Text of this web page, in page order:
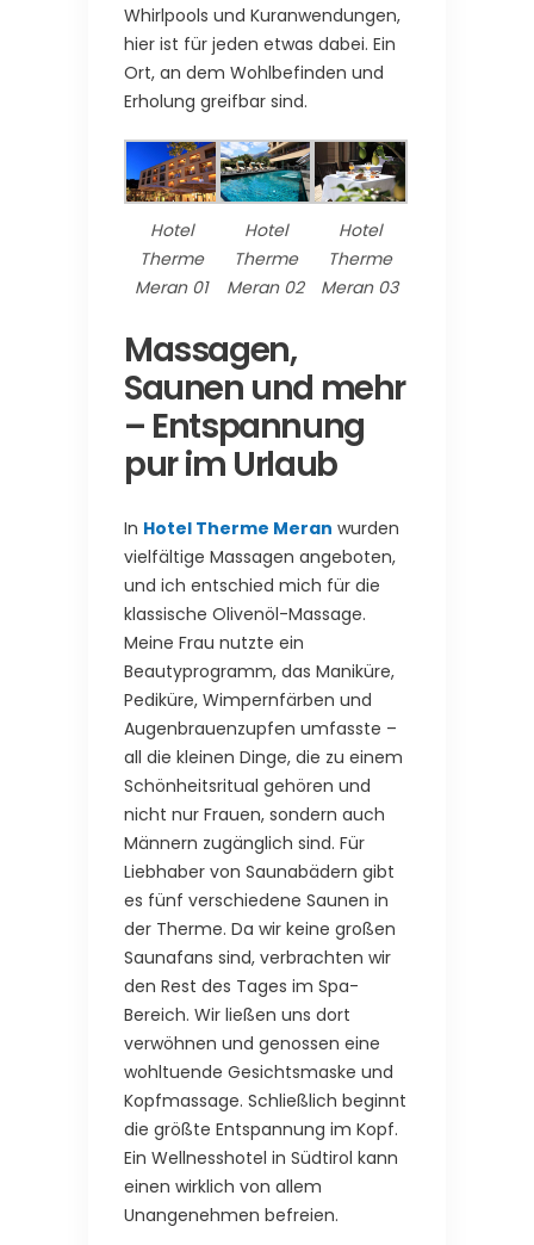
Whirlpools und Kuranwendungen,
hier ist für jeden etwas dabei. Ein
Ort, an dem Wohlbefinden und
Erholung greifbar sind.
Hotel
Therme
Meran 01
Hotel
Therme
Meran 02
Hotel
Therme
Meran 03
Massagen,
Saunen und mehr
– Entspannung
pur im Urlaub
In Hotel Therme Meran wurden
vielfältige Massagen angeboten,
und ich entschied mich für die
klassische Olivenöl-Massage.
Meine Frau nutzte ein
Beautyprogramm, das Maniküre,
Pediküre, Wimpernfärben und
Augenbrauenzupfen umfasste –
all die kleinen Dinge, die zu einem
Schönheitsritual gehören und
nicht nur Frauen, sondern auch
Männern zugänglich sind. Für
Liebhaber von Saunabädern gibt
es fünf verschiedene Saunen in
der Therme. Da wir keine großen
Saunafans sind, verbrachten wir
den Rest des Tages im Spa-
Bereich. Wir ließen uns dort
verwöhnen und genossen eine
wohltuende Gesichtsmaske und
Kopfmassage. Schließlich beginnt
die größte Entspannung im Kopf.
Ein Wellnesshotel in Südtirol kann
einen wirklich von allem
Unangenehmen befreien.